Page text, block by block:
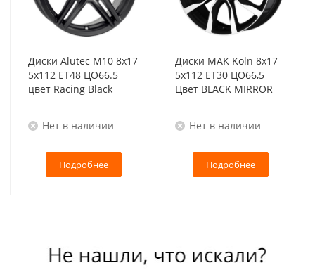
Диски Alutec M10 8x17
5x112 ET48 ЦО66.5
цвет Racing Black
Нет в наличии
Подробнее
Диски MAK Koln 8x17
5x112 ET30 ЦО66,5
Цвет BLACK MIRROR
Нет в наличии
Подробнее